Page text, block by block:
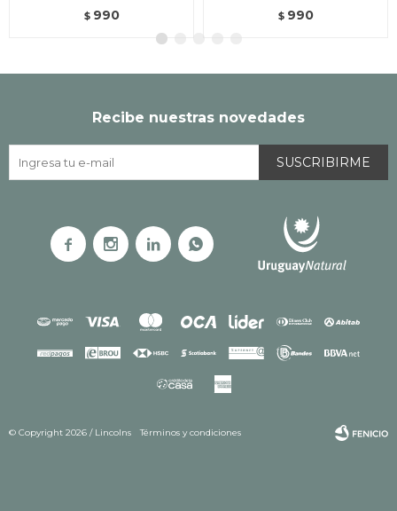
$ 990 $ 990
Recibe nuestras novedades
SUSCRIBIRME
   
© Copyright 2026 / Lincolns Términos y condiciones